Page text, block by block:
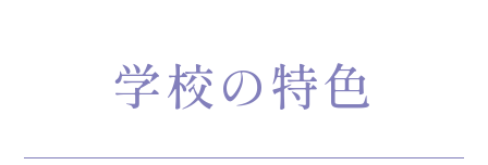
学校の特色